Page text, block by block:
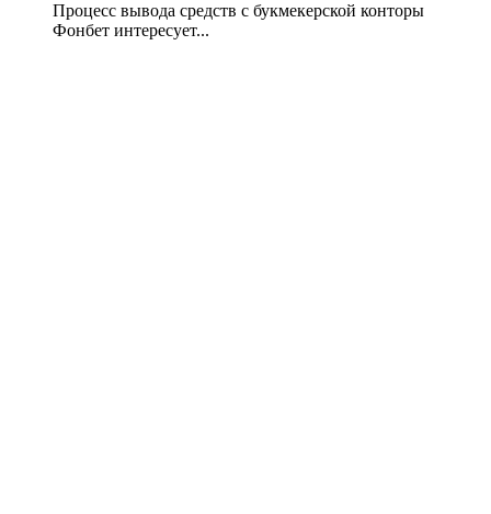
Процесс вывода средств с букмекерской конторы
Фонбет интересует...